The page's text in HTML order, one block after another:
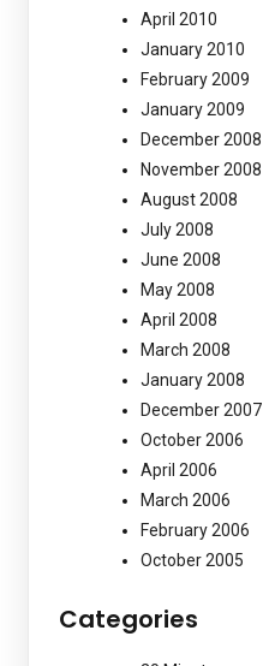
April 2010
January 2010
February 2009
January 2009
December 2008
November 2008
August 2008
July 2008
June 2008
May 2008
April 2008
March 2008
January 2008
December 2007
October 2006
April 2006
March 2006
February 2006
October 2005
Categories